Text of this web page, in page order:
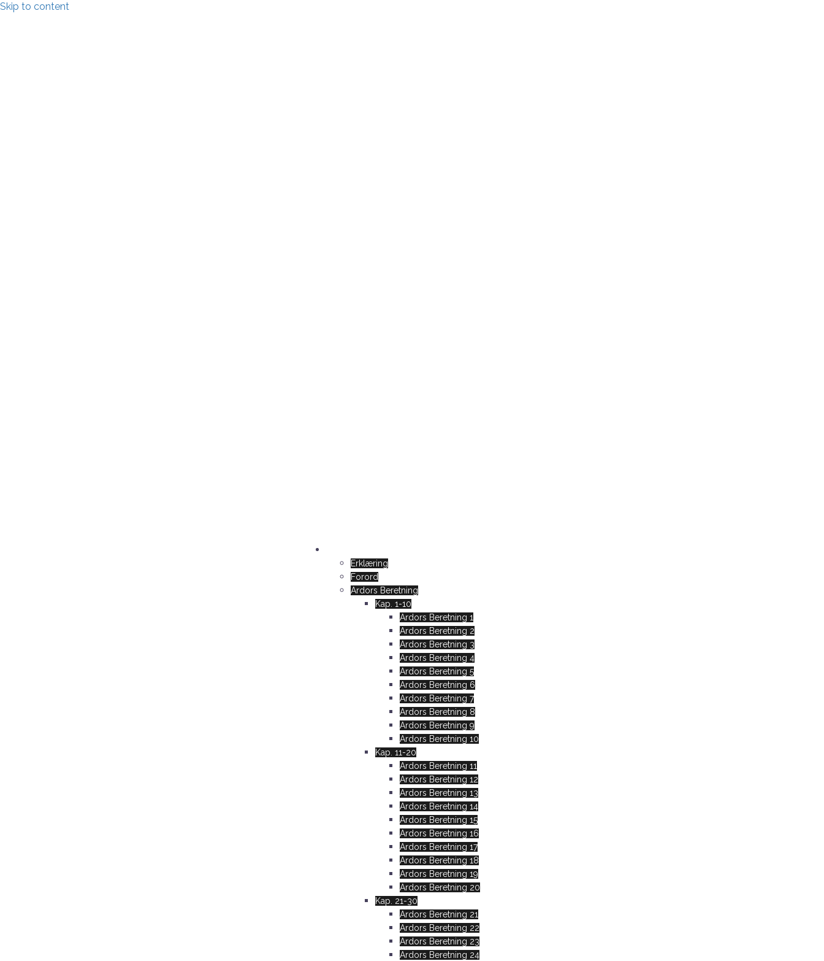
Skip to content
Erklæring
Forord
Ardors Beretning
Kap. 1-10
Ardors Beretning 1
Ardors Beretning 2
Ardors Beretning 3
Ardors Beretning 4
Ardors Beretning 5
Ardors Beretning 6
Ardors Beretning 7
Ardors Beretning 8
Ardors Beretning 9
Ardors Beretning 10
Kap. 11-20
Ardors Beretning 11
Ardors Beretning 12
Ardors Beretning 13
Ardors Beretning 14
Ardors Beretning 15
Ardors Beretning 16
Ardors Beretning 17
Ardors Beretning 18
Ardors Beretning 19
Ardors Beretning 20
Kap. 21-30
Ardors Beretning 21
Ardors Beretning 22
Ardors Beretning 23
Ardors Beretning 24